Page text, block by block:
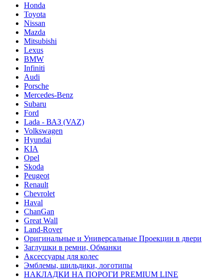
Honda
Toyota
Nissan
Mazda
Mitsubishi
Lexus
BMW
Infiniti
Audi
Porsche
Mercedes-Benz
Subaru
Ford
Lada - ВАЗ (VAZ)
Volkswagen
Hyundai
KIA
Opel
Skoda
Peugeot
Renault
Chevrolet
Haval
ChanGan
Great Wall
Land-Rover
Оригинальные и Универсальные Проекции в двери
Заглушки в ремни, Обманки
Аксессуары для колес
Эмблемы, шильдики, логотипы
НАКЛАДКИ НА ПОРОГИ PREMIUM LINE